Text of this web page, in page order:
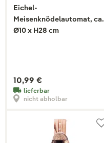
Eichel-
Meisenknödelautomat, ca.
Ø10 x H28 cm
10,99 €
lieferbar
nicht abholbar